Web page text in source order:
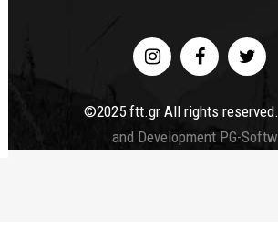
©2025 ftt.gr All rights reserved.
and Development PG-